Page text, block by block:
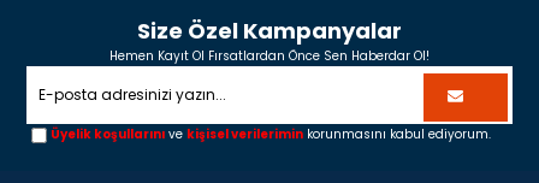
Size Özel Kampanyalar
Hemen Kayıt Ol Fırsatlardan Önce Sen Haberdar Ol!
Üyelik koşullarını ve kişisel verilerimin korunmasını kabul ediyorum.